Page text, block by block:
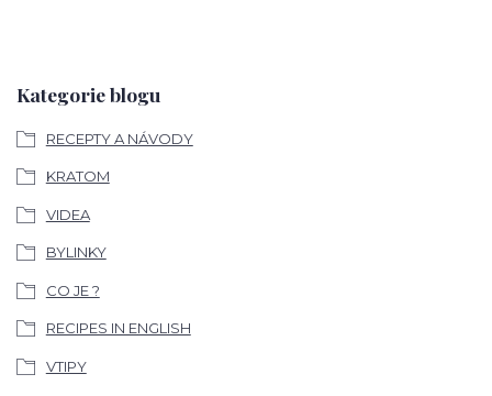
Kategorie blogu
RECEPTY A NÁVODY
KRATOM
VIDEA
BYLINKY
CO JE ?
RECIPES IN ENGLISH
VTIPY